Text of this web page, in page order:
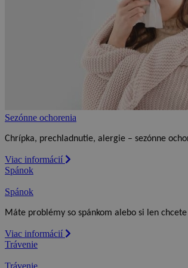
Sezónne ochorenia
Chrípka, prechladnutie, alergie – sezónne
Viac informácií
Spánok
Spánok
Máte problémy so spánkom alebo si len
Viac informácií
Trávenie